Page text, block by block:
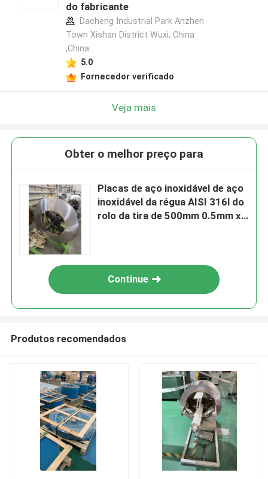
Casa
do fabricante
Dacheng Industrial Park Anzhen
Town Xishan District Wuxi, China
,China
5.0
Fornecedor verificado
Veja mais
Obter o melhor preço para
Placas de aço inoxidável de aço
inoxidável da régua AISI 316l do
rolo da tira de 500mm 0.5mm x
Continue
Produtos recomendados